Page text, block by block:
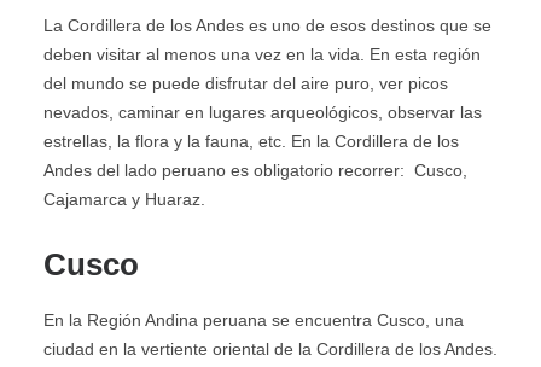
La Cordillera de los Andes es uno de esos destinos que se
deben visitar al menos una vez en la vida. En esta región
del mundo se puede disfrutar del aire puro, ver picos
nevados, caminar en lugares arqueológicos, observar las
estrellas, la flora y la fauna, etc. En la Cordillera de los
Andes del lado peruano es obligatorio recorrer: Cusco,
Cajamarca y Huaraz.
Cusco
En la Región Andina peruana se encuentra Cusco, una
ciudad en la vertiente oriental de la Cordillera de los Andes.